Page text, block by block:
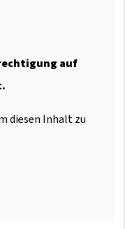
auf
diesen Inhalt zu